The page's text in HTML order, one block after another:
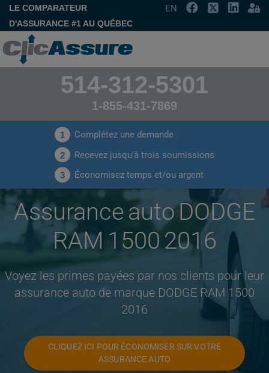
LE COMPARATEUR
D'ASSURANCE #1 AU QUÉBEC
EN
514-312-5301
1-855-431-7869
1 Complétez une demande
2 Recevez jusqu'à trois soumissions
3 Économisez temps et/ou argent
Assurance auto DODGE
RAM 1500 2016
Voyez les primes payées par nos clients pour leur
assurance auto de marque DODGE RAM 1500
2016
CLIQUEZ ICI POUR ÉCONOMISER SUR VOTRE
ASSURANCE AUTO